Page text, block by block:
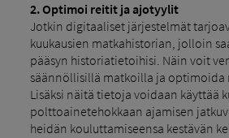
2. Optimoi reitit ja ajotyylit
Jotkin digitaaliset järjestelmät
kuukausien matkahistorian, jolloin
pääsyn historiatietoihisi. Näin voit
säännöllisillä matkoilla ja optimoida
Lisäksi näitä tietoja voidaan käyttää
polttoainetehokkaan ajamisen
heidän kouluttamiseensa kestävän